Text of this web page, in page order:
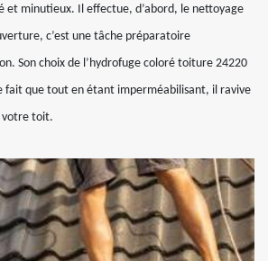
et minutieux. Il effectue, d’abord, le nettoyage
c’est une tâche préparatoire
Son choix de l’hydrofuge coloré toiture 24220
fait que tout en étant imperméabilisant, il ravive
votre toit.